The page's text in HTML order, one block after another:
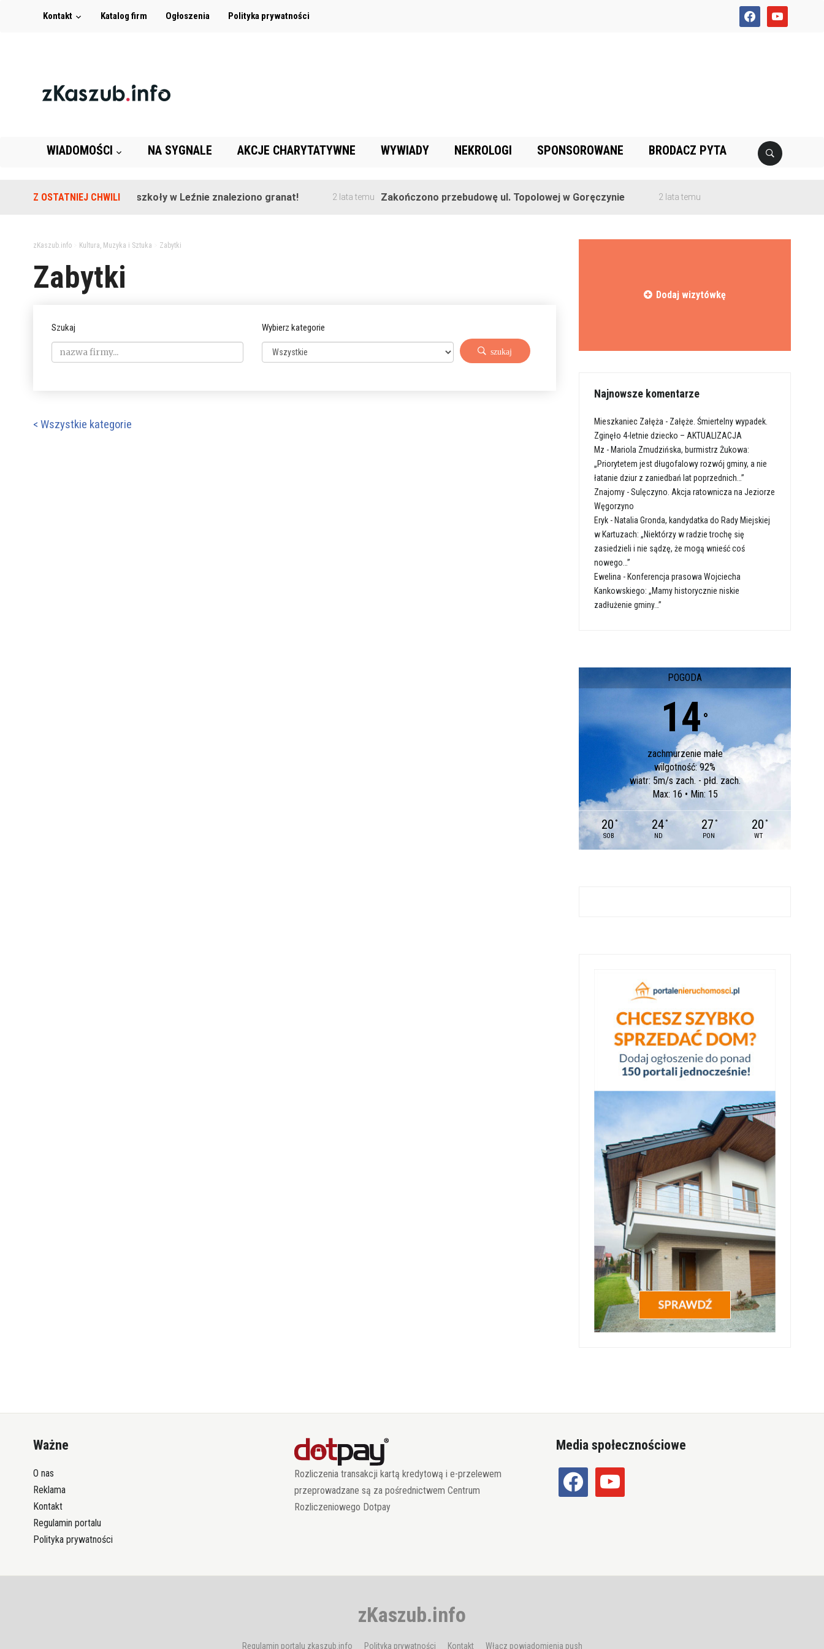
facebookyoutube
Kontakt Katalog firm Ogłoszenia Polityka prywatności
WIADOMOŚCI NA SYGNALE AKCJE CHARYTATYWNE WYWIADY NEKROLOGI SPONSOROWANE BRODACZ PYTA
Z OSTATNIEJ CHWILI
Na terenie szkoły w Leźnie znaleziono granat! 2 lata temu Zakończono przebudowę ul. Topolowej w Goręczynie 2 lata temu
zKaszub.info> Kultura, Muzyka i Sztuka Zabytki
Zabytki
Szukaj Wybierz kategorie
szukaj
< Wszystkie kategorie
Dodaj wizytówkę
Najnowsze komentarze
Mieszkaniec Załęża - Załęże. Śmiertelny wypadek.
Zginęło 4-letnie dziecko – AKTUALIZACJA
Mz - Mariola Zmudzińska, burmistrz Żukowa:
„Priorytetem jest długofalowy rozwój gminy, a nie
łatanie dziur z zaniedbań lat poprzednich…”
Znajomy -Sulęczyno. Akcja ratownicza na Jeziorze
Węgorzyno
Eryk - Natalia Gronda, kandydatka do Rady Miejskiej
w Kartuzach: „Niektórzy w radzie trochę się
zasiedzieli i nie sądzę, że mogą wnieść coś
nowego…”
Ewelina - Konferencja prasowa Wojciecha
Kankowskiego: „Mamy historycznie niskie
zadłużenie gminy…”
POGODA
14 °
zachmurzenie małe
wilgotność: 92%
wiatr: 5m/s zach. - płd. zach.
Max: 16 • Min: 15
20 °
SOB
24 °
ND
27 °
PON
20 °
WT
Ważne
O nas
Reklama
Kontakt
Regulamin portalu
Polityka prywatności
Rozliczenia transakcji kartą kredytową i e-przelewem
przeprowadzane są za pośrednictwem Centrum
Rozliczeniowego Dotpay
Media społecznościowe
facebook youtube
zKaszub.info
Regulamin portalu zkaszub.info Polityka prywatności Kontakt Włącz powiadomienia push